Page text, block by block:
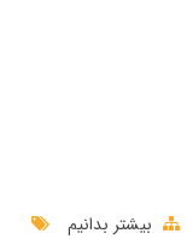
بیشتر بدانیم